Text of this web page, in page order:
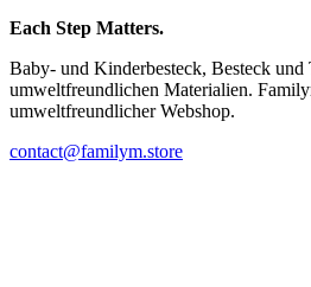
Each Step Matters.
Baby- und Kinderbesteck, Besteck und
umweltfreundlichen Materialien.
umweltfreundlicher Webshop.
contact@familym.store